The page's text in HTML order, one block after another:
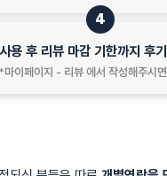
4
용 후 리뷰 마감 기한까지 후
*마이페이지 - 리뷰 에서 작성해주시